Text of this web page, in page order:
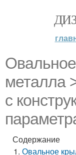
металла
с
Содержание
Овальное